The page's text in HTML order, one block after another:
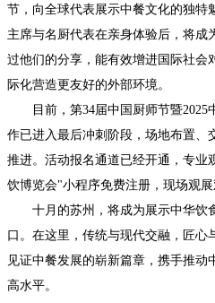
节，向全球代表展示中餐文化的独特
主席与名厨代表在亲身体验后，将成
过他们的分享，能有效增进国际社会
际化营造更友好的外部环境。
目前，第34届中国厨师节暨2025
作已进入最后冲刺阶段，场地布置、
推进。活动报名通道已经开通，专业
饮博览会"小程序免费注册，现场观展
十月的苏州，将成为展示中华饮
口。在这里，传统与现代交融，匠心
见证中餐发展的崭新篇章，携手推动
高水平。